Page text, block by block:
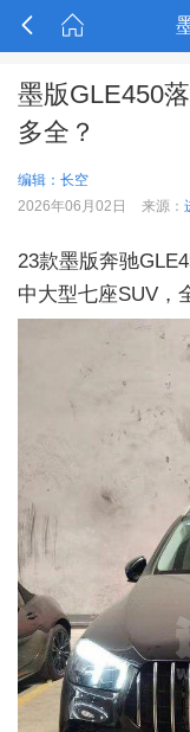
 
墨版GLE450
多全？
编辑：长空
2026年06月02日
来源：
23款墨版奔驰
中大型七座SUV，